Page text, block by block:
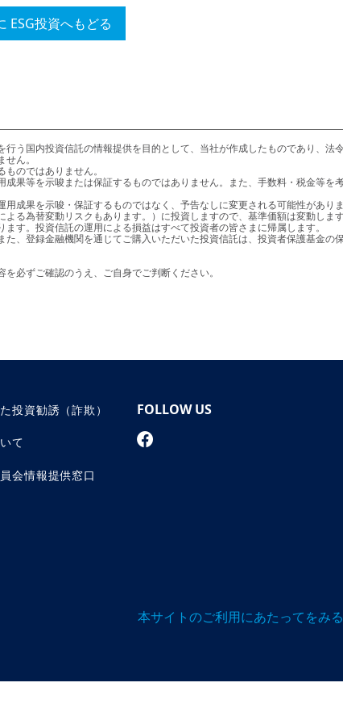
ESG投資へもどる
ん。
す。投資信託の運用による損益はすべて投資者の皆さまに帰属します。
必ずご確認のうえ、ご自身でご判断ください。
投資勧誘（詐欺）
て
会情報提供窓口
FOLLOW US
金商）第350号
人 第二種金融商品取引業協会
本サイトのご利用にあたってをみる